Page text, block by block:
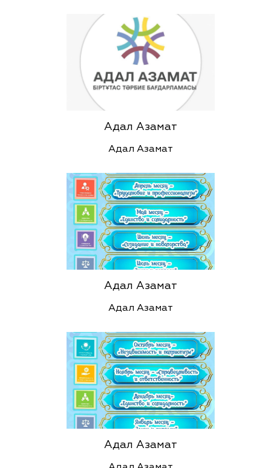
Адал Азамат
Адал Азамат
Адал Азамат
Адал Азамат
Адал Азамат